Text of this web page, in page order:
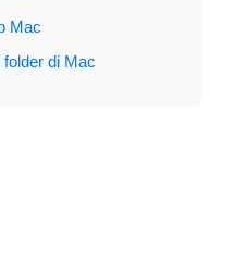
Mac
di Mac